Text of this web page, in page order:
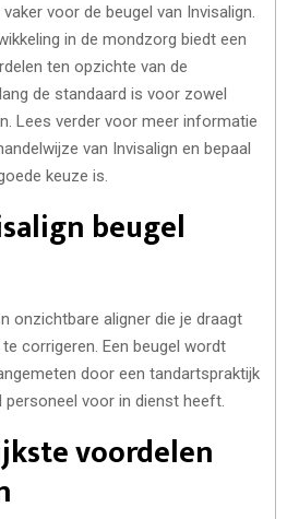
voor de beugel van Invisalign.
in de mondzorg biedt een
ten opzichte van de
de standaard is voor zowel
Lees verder voor meer informatie
van Invisalign en bepaal
keuze is.
beugel
onzichtbare aligner die je draagt
corrigeren. Een beugel wordt
door een tandartspraktijk
personeel voor in dienst heeft.
voordelen